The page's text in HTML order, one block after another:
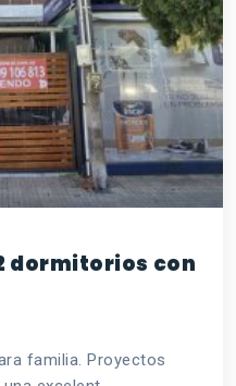
dormitorios con
familia. Proyectos